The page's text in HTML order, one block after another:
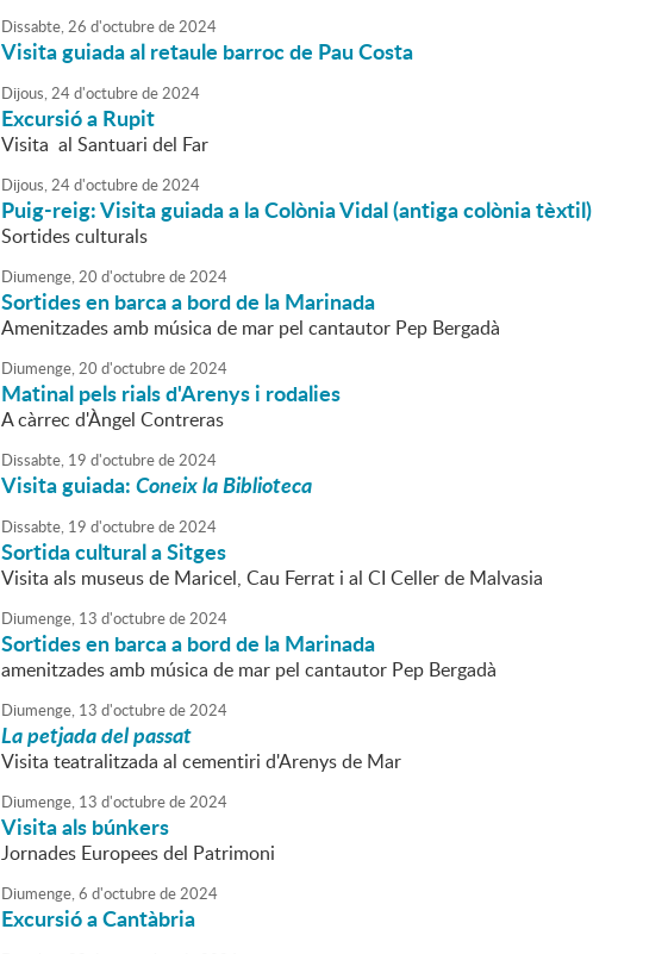
Dissabte,26 d'octubrede2024
Visita guiada al retaule barroc de Pau Costa
Dijous,24d'octubrede2024
Excursió a Rupit
Visita al Santuari del Far
Dijous,24d'octubrede2024
Puig-reig: Visita guiada a la Colònia Vidal (antiga colònia tèxtil)
Sortides culturals
Diumenge,20 d'octubrede2024
Sortides en barca a bord de la Marinada
Amenitzades amb música de mar pel cantautor Pep Bergadà
Diumenge,20 d'octubrede2024
Matinal pels rials d'Arenys i rodalies
A càrrec d'Àngel Contreras
Dissabte, 19 d'octubrede2024
Visita guiada:Coneix la Biblioteca
Dissabte, 19 d'octubrede2024
Sortida cultural a Sitges
Visita als museus de Maricel, Cau Ferrat i al CI Celler de Malvasia
Diumenge, 13 d'octubrede2024
Sortides en barca a bord de la Marinada
amenitzades amb música de mar pel cantautor Pep Bergadà
Diumenge, 13 d'octubrede2024
La petjada del passat
Visita teatralitzada al cementiri d'Arenys de Mar
Diumenge, 13 d'octubrede2024
Visita als búnkers
Jornades Europees del Patrimoni
Diumenge,6 d'octubrede2024
Excursió a Cantàbria